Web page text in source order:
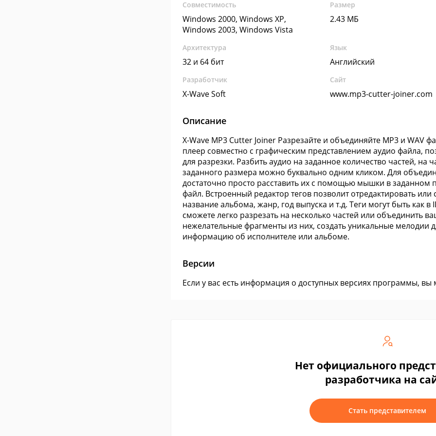
Совместимость
Windows 2000, Windows XP,
Windows 2003, Windows Vista
Размер
2.43 МБ
Архитектура
32 и 64 бит
Язык
Английский
Разработчик
X-Wave Soft
Сайт
www.mp3-cutter-joiner.com
Описание
X-Wave MP3 Cutter Joiner Разрезайте и объединяйте MP3 и WAV
плеер совместно с графическим представлением аудио файла,
для разрезки. Разбить аудио на заданное количество частей, на
заданного размера можно буквально одним кликом. Для
достаточно просто расставить их с помощью мышки в заданном
файл. Встроенный редактор тегов позволит отредактировать или
название альбома, жанр, год выпуска и т.д. Теги могут быть как
сможете легко разрезать на несколько частей или объединить
нежелательные фрагменты из них, создать уникальные мелодии
информацию об исполнителе или альбоме.
Версии
Если у вас есть информация о доступных версиях программы,
Нет официального
разработчика на
Стать представителем